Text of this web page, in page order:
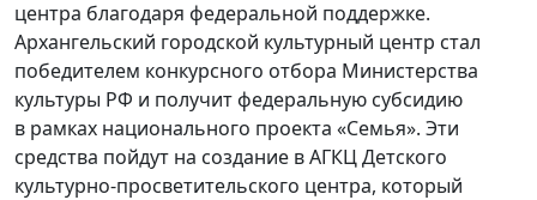
центра благодаря федеральной поддержке.
Архангельский городской культурный центр стал
победителем конкурсного отбора Министерства
культуры РФ и получит федеральную субсидию
в рамках национального проекта «Семья». Эти
средства пойдут на создание в АГКЦ Детского
культурно-просветительского центра, который